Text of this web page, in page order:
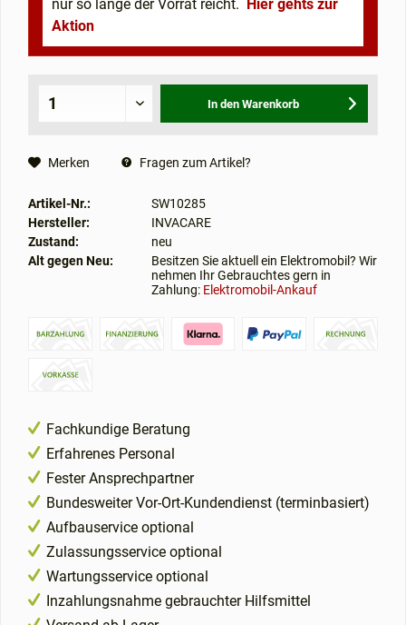
nur so lange der Vorrat reicht.
Hier gehts zur
Aktion
In den Warenkorb
Merken Fragen zum Artikel?
Artikel-Nr.:
SW10285
Hersteller:
INVACARE
Zustand:
neu
Alt gegen Neu:
Besitzen Sie aktuell ein Elektromobil? Wir
nehmen Ihr Gebrauchtes gern in
Zahlung: Elektromobil-Ankauf
Fachkundige Beratung
Erfahrenes Personal
Fester Ansprechpartner
Bundesweiter Vor-Ort-Kundendienst (terminbasiert)
Aufbauservice optional
Zulassungsservice optional
Wartungsservice optional
Inzahlungsnahme gebrauchter Hilfsmittel